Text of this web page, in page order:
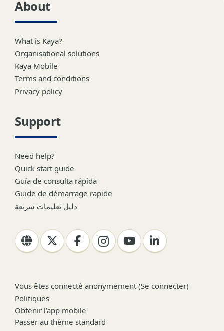
About
What is Kaya?
Organisational solutions
Kaya Mobile
Terms and conditions
Privacy policy
Support
Need help?
Quick start guide
Guía de consulta rápida
Guide de démarrage rapide
دليل تعليمات سريعة
Vous êtes connecté anonymement (Se connecter)
Politiques
Obtenir l’app mobile
Passer au thème standard